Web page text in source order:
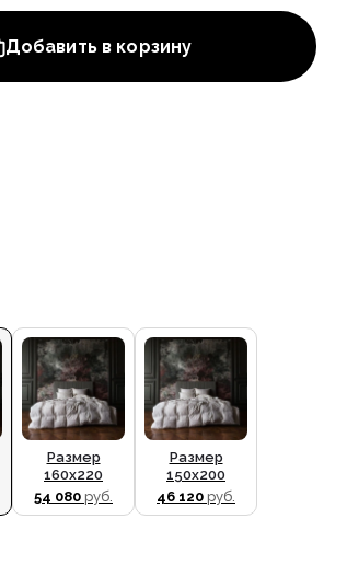
Добавить в корзину
Размер
160x220
54 080 руб.
Размер
150x200
46 120 руб.